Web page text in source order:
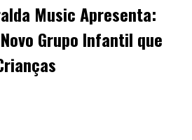
Music Apresenta:
Grupo Infantil que